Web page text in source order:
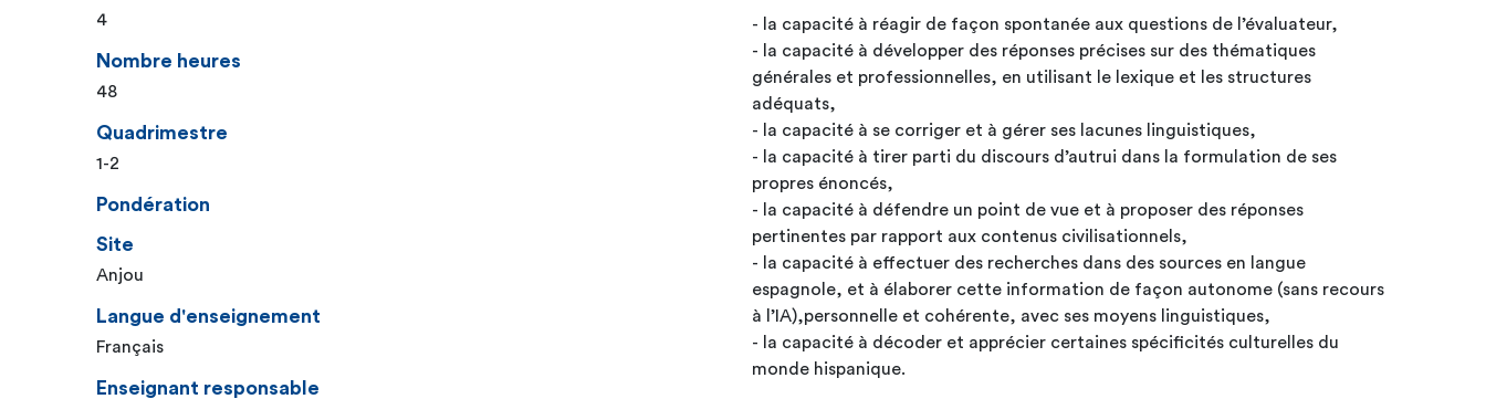
4
Nombre heures
48
Quadrimestre
1-2
Pondération
Site
Anjou
Langue d'enseignement
Français
Enseignant responsable
- la capacité à réagir de façon spontanée aux questions de l’évaluateur,
- la capacité à développer des réponses précises sur des thématiques
générales et professionnelles, en utilisant le lexique et les structures
adéquats,
- la capacité à se corriger et à gérer ses lacunes linguistiques,
- la capacité à tirer parti du discours d’autrui dans la formulation de ses
propres énoncés,
- la capacité à défendre un point de vue et à proposer des réponses
pertinentes par rapport aux contenus civilisationnels,
- la capacité à effectuer des recherches dans des sources en langue
espagnole, et à élaborer cette information de façon autonome (sans recours
à l’IA),personnelle et cohérente, avec ses moyens linguistiques,
- la capacité à décoder et apprécier certaines spécificités culturelles du
monde hispanique.